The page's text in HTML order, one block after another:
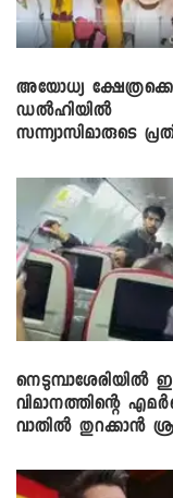
അയോധ്യ
ഡൽഹിയിൽ
സന്ന്യാസിമാരുടെ
നെടുമ്പാശേരിയിൽ
വിമാനത്തിന്റെ
വാതിൽ തുറക്കാൻ